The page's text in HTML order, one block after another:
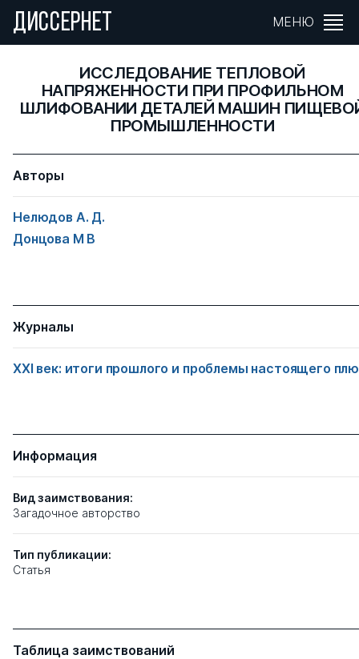
ДИССЕРНЕТ МЕНЮ
ИССЛЕДОВАНИЕ ТЕПЛОВОЙ
НАПРЯЖЕННОСТИ ПРИ ПРОФИЛЬНОМ
ШЛИФОВАНИИ ДЕТАЛЕЙ МАШИН
ПРОМЫШЛЕННОСТИ
Авторы
Нелюдов А. Д.
Донцова М В
Журналы
XXI век: итоги прошлого и проблемы настоящего
Информация
Вид заимствования:
Загадочное авторство
Тип публикации:
Статья
Таблица заимствований